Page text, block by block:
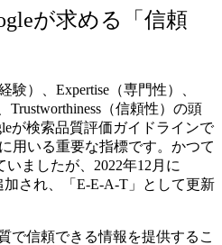
が求める「信頼
験）、Expertise（専門性）、
Trustworthiness（信頼性）の頭
が検索品質評価ガイドラインで
用いる重要な指標です。かつて
ましたが、2022年12月に
加され、「E-E-A-T」として更新
で信頼できる情報を提供するこ